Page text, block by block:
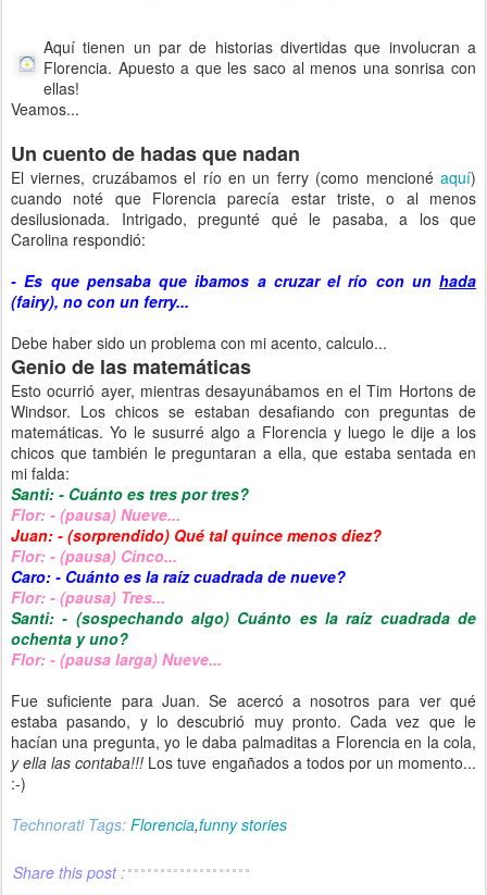
Aquí tienen un par de historias divertidas que involucran a
Florencia. Apuesto a que les saco al menos una sonrisa con
ellas!
Veamos...
Un cuento de hadas que nadan
El viernes, cruzábamos el río en un ferry (como mencioné aquí)
cuando noté que Florencia parecía estar triste, o al menos
desilusionada. Intrigado, pregunté qué le pasaba, a los que
Carolina respondió:
- Es que pensaba que ibamos a cruzar el río con un hada
(fairy), no con un ferry...
Debe haber sido un problema con mi acento, calculo...
Genio de las matemáticas
Esto ocurrió ayer, mientras desayunábamos en el Tim Hortons de
Windsor. Los chicos se estaban desafiando con preguntas de
matemáticas. Yo le susurré algo a Florencia y luego le dije a los
chicos que también le preguntaran a ella, que estaba sentada en
mi falda:
Santi: - Cuánto es tres por tres?
Flor: - (pausa) Nueve...
Juan: - (sorprendido) Qué tal quince menos diez?
Flor: - (pausa) Cinco...
Caro: - Cuánto es la raíz cuadrada de nueve?
Flor: - (pausa) Tres...
Santi: - (sospechando algo) Cuánto es la raíz cuadrada de
ochenta y uno?
Flor: - (pausa larga) Nueve...
Fue suficiente para Juan. Se acercó a nosotros para ver qué
estaba pasando, y lo descubrió muy pronto. Cada vez que le
hacían una pregunta, yo le daba palmaditas a Florencia en la cola,
y ella las contaba!!! Los tuve engañados a todos por un momento...
:-)
Technorati Tags: Florencia,funny stories
Share this post :